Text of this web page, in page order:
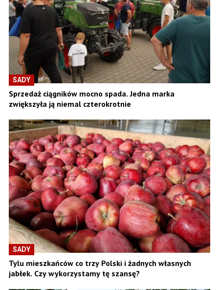
SADY
Sprzedaż ciągników mocno spada. Jedna marka
zwiększyła ją niemal czterokrotnie
SADY
Tylu mieszkańców co trzy Polski i żadnych własnych
jabłek. Czy wykorzystamy tę szansę?